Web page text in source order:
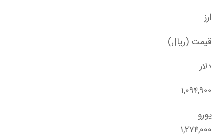
ارز
قیمت (ریال)
دلار
۱,۰۹۴,۹۰۰
یورو
۱,۲۷۴,۰۰۰